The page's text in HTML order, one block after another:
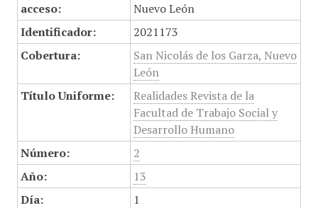
acceso:
Nuevo León
Identificador:
2021173
Cobertura:
San Nicolás de los Garza, Nuevo
León
Título Uniforme:
Realidades Revista de la
Facultad de Trabajo Social y
Desarrollo Humano
Número:
2
Año:
13
Día:
1